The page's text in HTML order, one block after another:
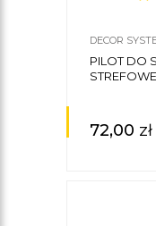
DECOR
PILOT DO
72,00 zł